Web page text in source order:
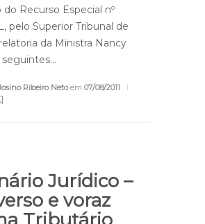
Recurso Especial nº
pelo Superior Tribunal de
da Ministra Nancy
Ribeiro Netoem 07/08/2011
Jurídico –
e voraz